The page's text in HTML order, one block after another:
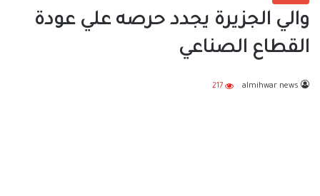
والي الجزيرة يجدد حرصه علي عودة
القطاع الصناعي
almihwar news
217